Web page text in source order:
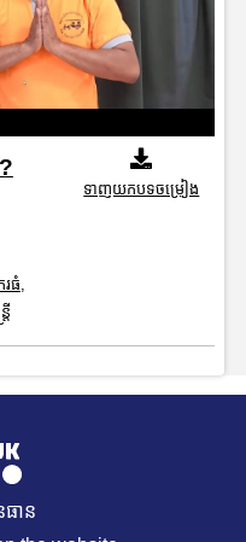
ធំ
ទាញយកបទចម្រៀង
ធាន